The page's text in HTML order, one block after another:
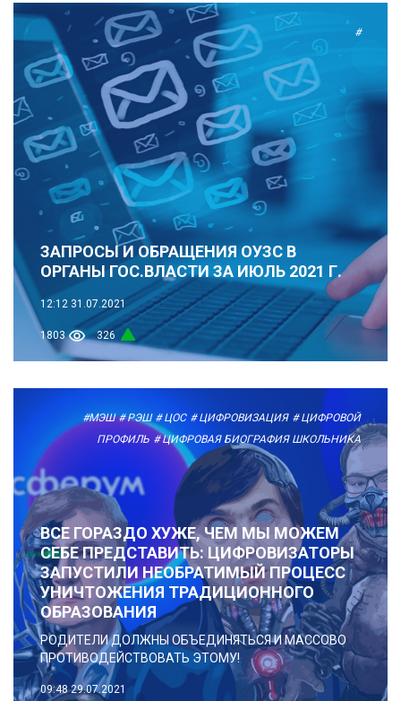
#
ЗАПРОСЫ И ОБРАЩЕНИЯ ОУЗС В
ОРГАНЫ ГОС.ВЛАСТИ ЗА ИЮЛЬ 2021 Г.
12:12 31.07.2021
1803 326
#МЭШ # РЭШ # ЦОС # ЦИФРОВИЗАЦИЯ # ЦИФРОВОЙ
ПРОФИЛЬ # ЦИФРОВАЯ БИОГРАФИЯ ШКОЛЬНИКА
ВСЕ ГОРАЗДО ХУЖЕ, ЧЕМ МЫ МОЖЕМ
СЕБЕ ПРЕДСТАВИТЬ: ЦИФРОВИЗАТОРЫ
ЗАПУСТИЛИ НЕОБРАТИМЫЙ ПРОЦЕСС
УНИЧТОЖЕНИЯ ТРАДИЦИОННОГО
ОБРАЗОВАНИЯ
РОДИТЕЛИ ДОЛЖНЫ ОБЪЕДИНЯТЬСЯ И МАССОВО
ПРОТИВОДЕЙСТВОВАТЬ ЭТОМУ!
09:48 29.07.2021